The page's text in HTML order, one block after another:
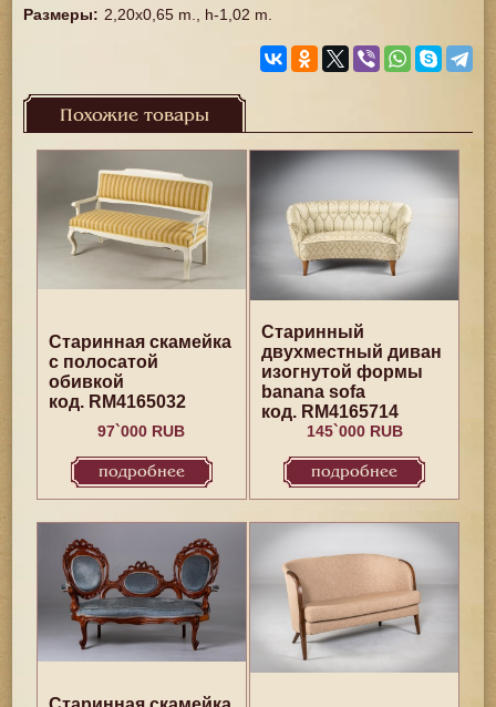
Размеры: 2,20x0,65 m., h-1,02 m.
Похожие товары
Старинная скамейка
с полосатой
обивкой
код. RM4165032
97`000 RUB
подробнее
Старинный
двухместный диван
изогнутой формы
banana sofa
код. RM4165714
145`000 RUB
подробнее